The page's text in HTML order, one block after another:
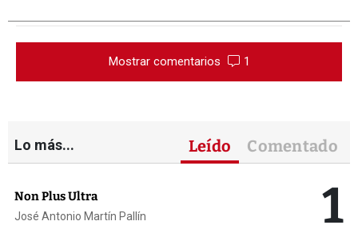
Mostrar comentarios 1
Lo más... Leído Comentado
Non Plus Ultra
José Antonio Martín Pallín 1